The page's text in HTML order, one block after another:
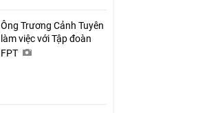
Ông Trương Cảnh Tuyên
làm việc với Tập đoàn
FPT